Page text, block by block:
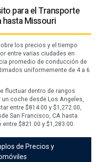
para el Transporte
Missouri
los precios y el tiempo
entre varias ciudades en
promedio de conducción de
uniformemente de 4 a 6
fluctuar dentro de rangos
coche desde Los Angeles,
entre $814.00 y $1,272.00,
San Francisco, CA hasta
$821.00 y $1,283.00.
de Precios y